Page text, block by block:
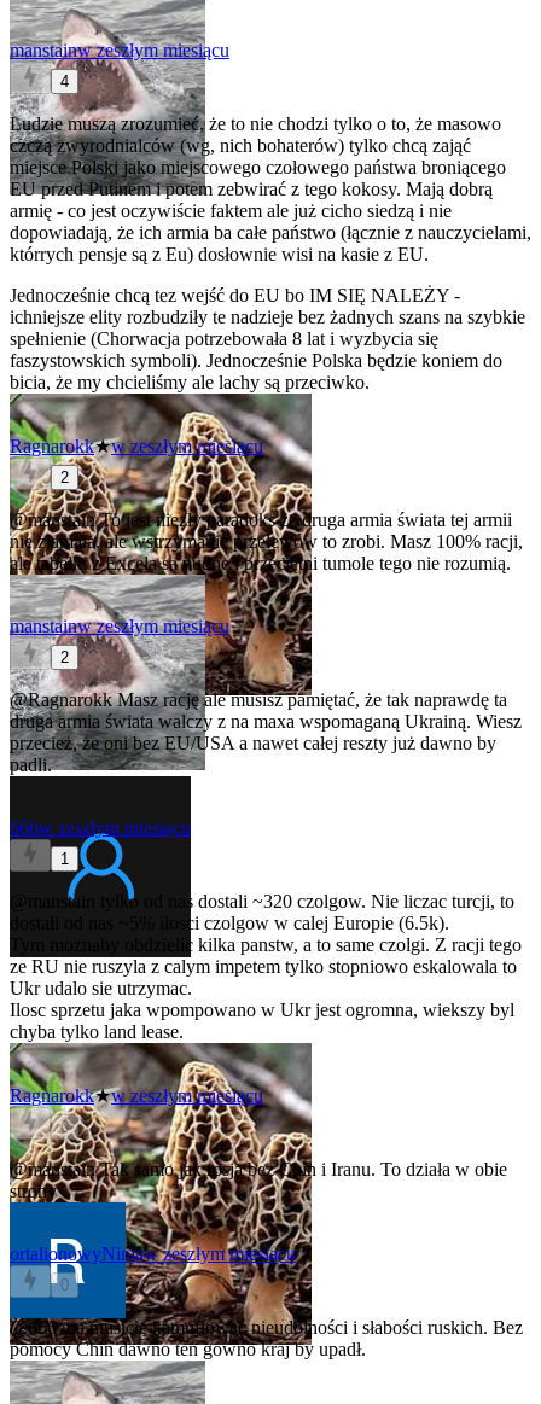
manstainw zeszłym miesiącu
4
Ludzie muszą zrozumieć, że to nie chodzi tylko o to, że masowo
czczą zwyrodnialców (wg, nich bohaterów) tylko chcą zająć
miejsce Polski jako miejscowego czołowego państwa broniącego
EU przed Putinem i potem zebwirać z tego kokosy. Mają dobrą
armię - co jest oczywiście faktem ale już cicho siedzą i nie
dopowiadają, że ich armia ba całe państwo (łącznie z nauczycielami,
którrych pensje są z Eu) dosłownie wisi na kasie z EU.
Jednocześnie chcą tez wejść do EU bo IM SIĘ NALEŻY -
ichniejsze elity rozbudziły te nadzieje bez żadnych szans na szybkie
spełnienie (Chorwacja potrzebowała 8 lat i wyzbycia się
faszystowskich symboli). Jednocześnie Polska będzie koniem do
bicia, że my chcieliśmy ale lachy są przeciwko.
Ragnarokk★w zeszłym miesiącu
2
@manstainTo jest niezły paradoks że druga armia świata tej armii
nie złamała, ale wstrzymanie przelewów to zrobi. Masz 100% racji,
ale tabelki z Excela są nudne i przeciętni tumole tego nie rozumią.
manstainw zeszłym miesiącu
2
@RagnarokkMasz rację ale musisz pamiętać, że tak naprawdę ta
druga armia świata walczy z na maxa wspomaganą Ukrainą. Wiesz
przecież, że oni bez EU/USA a nawet całej reszty już dawno by
padli.
666w zeszłym miesiącu
1
@manstain
tylko od nas dostali ~320 czolgow. Nie liczac turcji, to
dostali od nas ~5% ilosci czolgow w calej Europie (6.5k).
Tym moznaby obdzielic kilka panstw, a to same czolgi. Z racji tego
ze RU nie ruszyla z calym impetem tylko stopniowo eskalowala to
Ukr udalo sie utrzymac.
Ilosc sprzetu jaka wpompowano w Ukr jest ogromna, wiekszy byl
chyba tylko land lease.
Ragnarokk★w zeszłym miesiącu
0
@manstainTak samo jak rosja bez Chin i Iranu. To działa w obie
strony
ortalionowyNinjaw zeszłym miesiącu
0
@666nie musicie kamuflować nieudolności i słabości ruskich. Bez
pomocy Chin dawno ten gówno kraj by upadł.